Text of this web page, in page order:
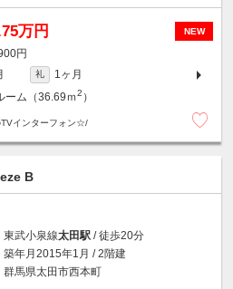
NEW
万円
円
礼
1ヶ月
ーム（36.69ｍ2 ）
TVインターフォン☆/
B
東武小泉線太田駅 / 徒歩20分
築年月2015年1月 / 2階建
群馬県太田市西本町